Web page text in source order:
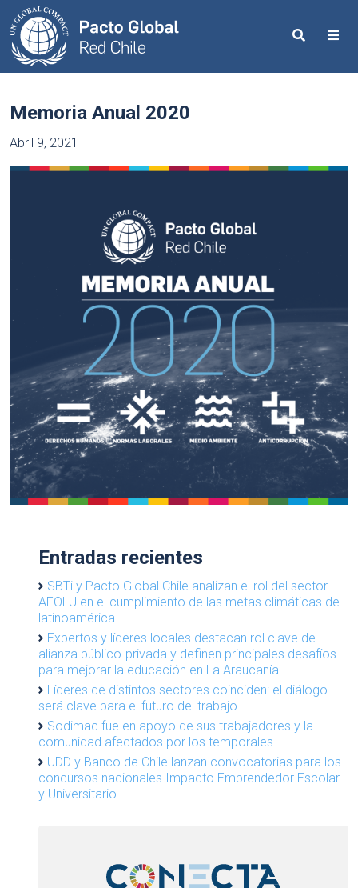
Search
Memoria Anual 2020
Abril 9, 2021
Entradas recientes
SBTi y Pacto Global Chile analizan el rol del sector
AFOLU en el cumplimiento de las metas climáticas de
latinoamérica
Expertos y líderes locales destacan rol clave de
alianza público-privada y definen principales desafíos
para mejorar la educación en La Araucanía
Líderes de distintos sectores coinciden: el diálogo
será clave para el futuro del trabajo
Sodimac fue en apoyo de sus trabajadores y la
comunidad afectados por los temporales
UDD y Banco de Chile lanzan convocatorias para los
concursos nacionales Impacto Emprendedor Escolar
y Universitario